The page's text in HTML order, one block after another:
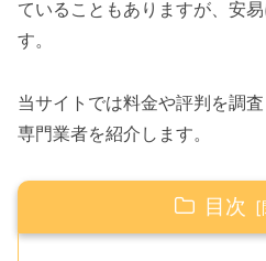
ていることもありますが、安
す。
当サイトでは料金や評判を調
専門業者を紹介します。
目次